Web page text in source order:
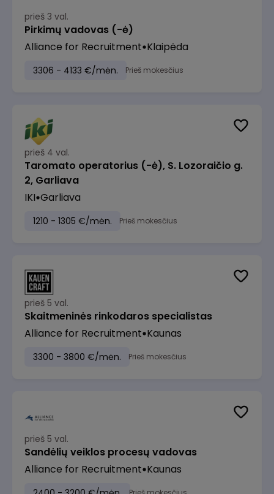
prieš 3 val.
Pirkimų vadovas (-ė)
Alliance for Recruitment Klaipėda
3306 - 4133 €/mėn. Prieš mokesčius
prieš 4 val.
Taromato operatorius (-ė), S. Lozoraičio g.
2, Garliava
IKI Garliava
1210 - 1305 €/mėn. Prieš mokesčius
prieš 5 val.
Skaitmeninės rinkodaros specialistas
Alliance for Recruitment Kaunas
3300 - 3800 €/mėn. Prieš mokesčius
prieš 5 val.
Sandėlių veiklos procesų vadovas
Alliance for Recruitment Kaunas